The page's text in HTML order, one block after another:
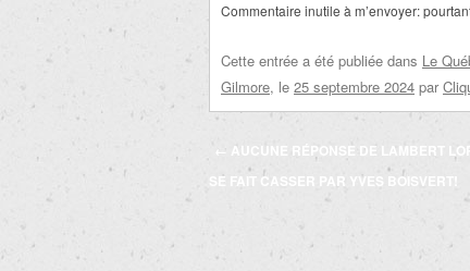
Commentaire inutile à m’envoyer:
Cette entrée a été publiée dans Le
Gilmore, le 25 septembre 2024 par
Navigation
des
← AUCUNE RÉPONSE DE LAMBERT
SE FAIT CASSER PAR YVES BOISVERT!